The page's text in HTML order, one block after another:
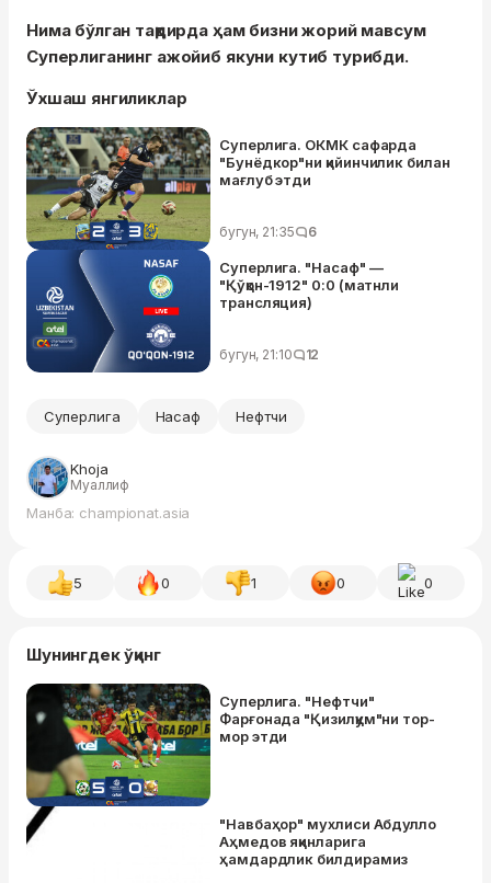
Нима бўлган тақдирда ҳам бизни жорий мавсум
Суперлиганинг ажойиб якуни кутиб турибди.
Ўхшаш янгиликлар
Суперлига. ОКМК сафарда
"Бунёдкор"ни қийинчилик билан
мағлуб этди
бугун, 21:35 6
Суперлига. "Насаф" —
"Қўқон-1912" 0:0 (матнли
трансляция)
бугун, 21:10 12
Суперлига Насаф Нефтчи
Khoja
Муаллиф
Манба: championat.asia
5 0 1 0 0
Шунингдек ўқинг
Суперлига. "Нефтчи"
Фарғонада "Қизилқум"ни тор-
мор этди
"Навбаҳор" мухлиси Абдулло
Аҳмедов яқинларига
ҳамдардлик билдирамиз